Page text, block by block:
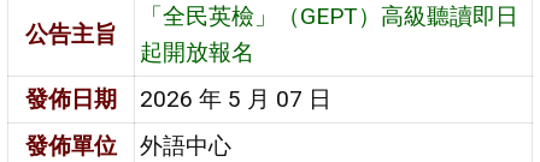
公告主旨
「全民英檢」（GEPT）高級聽讀即日
起開放報名
發佈日期
2026 年 5 月 07 日
發佈單位
外語中心